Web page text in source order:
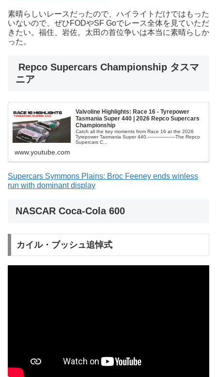
素晴らしいレースだったので、ハイライトだけではもった
いないので、ぜひFODやSF Goでレース全体を見ていただ
きたい。福住、岩佐。太田の首位争いは本当に素晴らしか
った。
Repco Supercars Championship タスマ
ニア
Valvoline Highlights: Race 16 - Tyrepower
Tasmania Super 440 | 2026 Repco Supercars
Championship
Catch all the key moments from Race 16 at the 2026
Tyrepower Tasmania Super 440.-------------------The Repco
Supercars C...
www.youtube.com
Supercars Symmons Plains: Broc Feeney ends winless
run with dominant display
NASCAR Coca-Cola 600
カイル・ブッシュ追悼式